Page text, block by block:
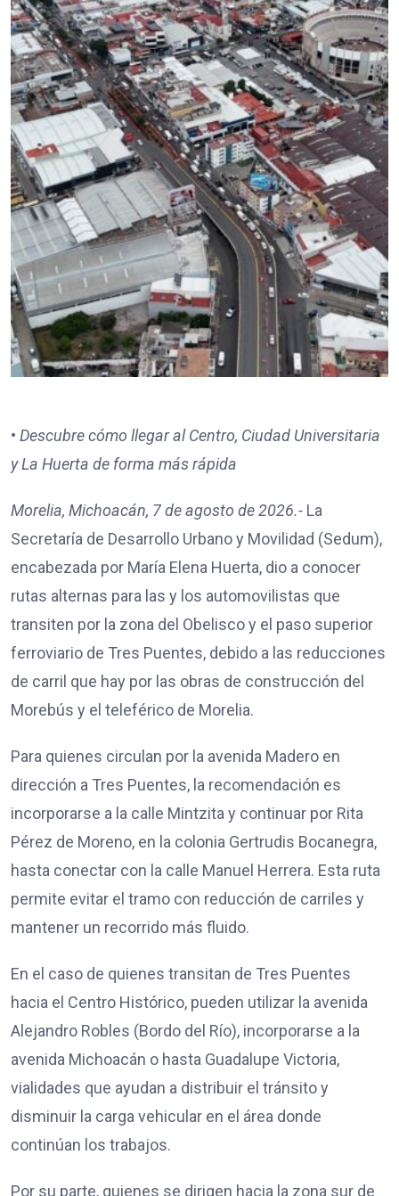
• Descubre cómo llegar al Centro, Ciudad Universitaria
y La Huerta de forma más rápida
Morelia, Michoacán, 7 de agosto de 2026.- La
Secretaría de Desarrollo Urbano y Movilidad (Sedum),
encabezada por María Elena Huerta, dio a conocer
rutas alternas para las y los automovilistas que
transiten por la zona del Obelisco y el paso superior
ferroviario de Tres Puentes, debido a las reducciones
de carril que hay por las obras de construcción del
Morebús y el teleférico de Morelia.
Para quienes circulan por la avenida Madero en
dirección a Tres Puentes, la recomendación es
incorporarse a la calle Mintzita y continuar por Rita
Pérez de Moreno, en la colonia Gertrudis Bocanegra,
hasta conectar con la calle Manuel Herrera. Esta ruta
permite evitar el tramo con reducción de carriles y
mantener un recorrido más fluido.
En el caso de quienes transitan de Tres Puentes
hacia el Centro Histórico, pueden utilizar la avenida
Alejandro Robles (Bordo del Río), incorporarse a la
avenida Michoacán o hasta Guadalupe Victoria,
vialidades que ayudan a distribuir el tránsito y
disminuir la carga vehicular en el área donde
continúan los trabajos.
Por su parte, quienes se dirigen hacia la zona sur de